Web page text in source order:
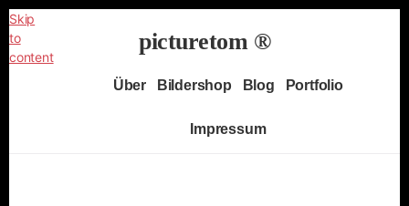
Skip
to
content
picturetom ®
Independent
Über Bildershop Blog Portfolio
Impressum